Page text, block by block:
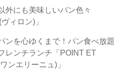
外にも美味しいパン色々
ィロン)」
ンを心ゆくまで！パン食べ放題
レンチランチ「POINT ET
ンエリーニュ)」